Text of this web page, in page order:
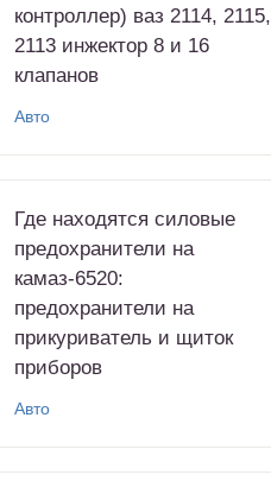
контроллер) ваз 2114, 2115,
2113 инжектор 8 и 16
клапанов
Авто
Где находятся силовые
предохранители на
камаз-6520:
предохранители на
прикуриватель и щиток
приборов
Авто